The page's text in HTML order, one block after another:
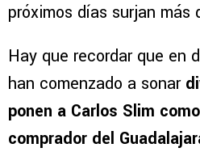
próximos días surjan
Hay que recordar que en
han comenzado a sonar
ponen a Carlos Slim
comprador del